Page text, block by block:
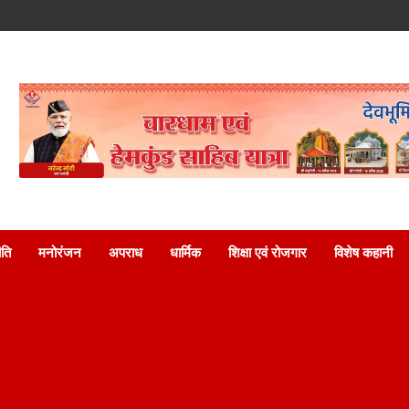
मनोरंजन अपराध धार्मिक शिक्षा एवं रोजगार विशेष कहानी